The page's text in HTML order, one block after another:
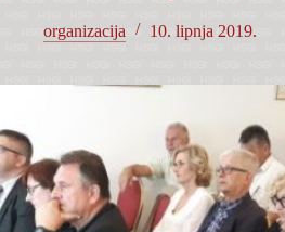
organizacija 10. lipnja 2019.